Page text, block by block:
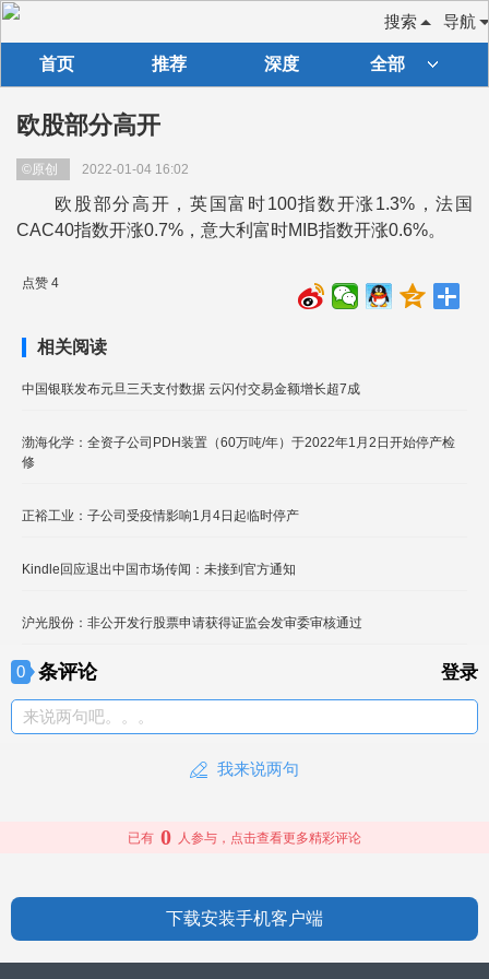
导航
搜索
首页 推荐 深度 全部
欧股部分高开
©原创 2022-01-04 16:02
欧股部分高开，英国富时100指数开涨1.3%，法国
CAC40指数开涨0.7%，意大利富时MIB指数开涨0.6%。
点赞 4
相关阅读
中国银联发布元旦三天支付数据 云闪付交易金额增长超7成
渤海化学：全资子公司PDH装置（60万吨/年）于2022年1月2日开始停产检
修
正裕工业：子公司受疫情影响1月4日起临时停产
Kindle回应退出中国市场传闻：未接到官方通知
沪光股份：非公开发行股票申请获得证监会发审委审核通过
0 条评论 登录
来说两句吧。。。
我来说两句
已有 0 人参与，点击查看更多精彩评论
下载安装手机客户端